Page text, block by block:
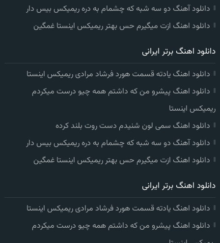
دانلود آهنگ دو سه شبه که چشمام به دره ریمیکس بیس دار
دانلود اهنگ ازت میگیرم حس بهتر ریمیکس اینستا غمگین
دانلود اهنگ برتر ایرانی
دانلود اهنگ یادته قسمت هورد فرشاد مرادی ریمیکس اینستا
دانلود اهنگ پیشرو من که داشتم همه چیو درست میکردم
ریمیکس اینستا
دانلود اهنگ سمی لون شنیدم دست روت بلند کرده
دانلود آهنگ دو سه شبه که چشمام به دره ریمیکس بیس دار
دانلود اهنگ ازت میگیرم حس بهتر ریمیکس اینستا غمگین
دانلود اهنگ برتر ایرانی
دانلود اهنگ یادته قسمت هورد فرشاد مرادی ریمیکس اینستا
دانلود اهنگ پیشرو من که داشتم همه چیو درست میکردم